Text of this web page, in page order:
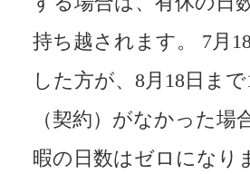
持ち越されます。 7月
した方が、8月18日ま
（契約）がなかった場
暇の日数はゼロになり